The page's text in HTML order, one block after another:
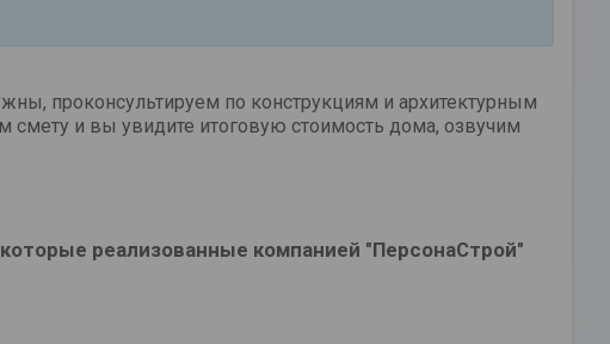
проконсультируем по конструкциям и архитектурным
и вы увидите итоговую стоимость дома, озвучим
реализованные компанией "ПерсонаСтрой"